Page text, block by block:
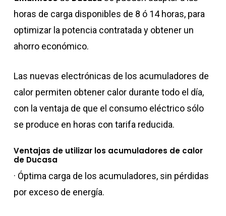
horas de carga disponibles de 8 ó 14 horas, para
optimizar la potencia contratada y obtener un
ahorro económico.
Las nuevas electrónicas de los acumuladores de
calor permiten obtener calor durante todo el día,
con la ventaja de que el consumo eléctrico sólo
se produce en horas con tarifa reducida.
Ventajas de utilizar los acumuladores de calor
de Ducasa
· Óptima carga de los acumuladores, sin pérdidas
por exceso de energía.